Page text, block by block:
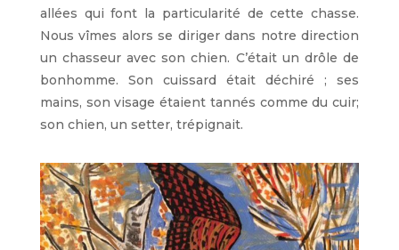
allées qui font la particularité de cette chasse.
Nous vîmes alors se diriger dans notre direction
un chasseur avec son chien. C’était un drôle de
bonhomme. Son cuissard était déchiré ; ses
mains, son visage étaient tannés comme du cuir;
son chien, un setter, trépignait.